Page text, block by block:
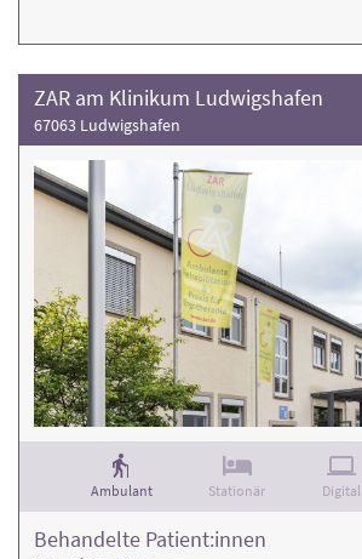
ZAR am Klinikum Ludwigshafen
67063 Ludwigshafen
Ambulant Stationär Digital
Behandelte Patient:innen